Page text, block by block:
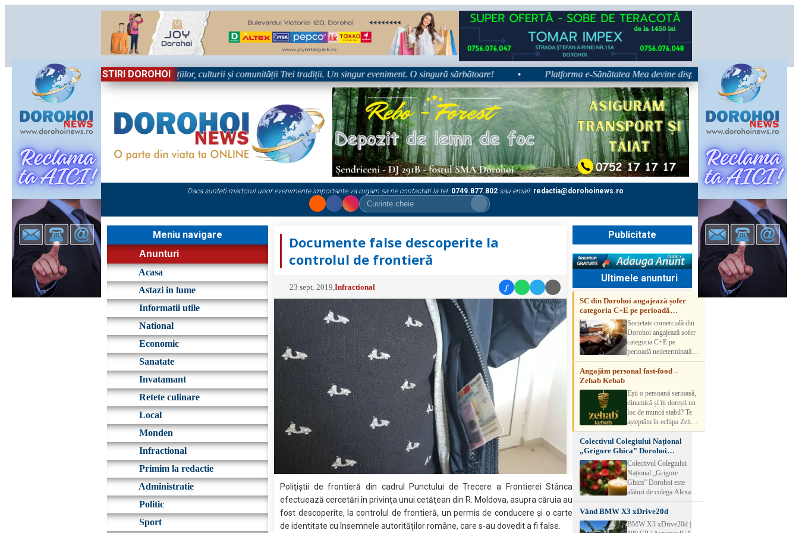
STIRI DOROHOI
Sărbătoare!” – trei zile dedicate tradițiilor, culturii și comunității Trei tradiții. Un singur eveniment. O singură sărbătoare! • Platforma e-Sănătatea Mea devine disponibilă pe 1 septembrie:
Daca sunteti martorul unor evenimente importante va rugam sa ne contactati la tel: 0749.877.802 sau email: redactia@dorohoinews.ro
Meniu navigare
Anunturi
Acasa
Astazi in lume
Informatii utile
National
Economic
Sanatate
Invatamant
Retete culinare
Local
Monden
Infractional
Primim la redactie
Administratie
Politic
Sport
Documente false descoperite la
controlul de frontieră
23 sept. 2019 ,Infractional f
Poliţiştii de frontieră din cadrul Punctului de Trecere a Frontierei Stânca
efectuează cercetări în privinţa unui cetăţean din R. Moldova, asupra căruia au
fost descoperite, la controlul de frontieră, un permis de conducere şi o carte
de identitate cu însemnele autorităților române, care s-au dovedit a fi false.
Publicitate
Ultimele anunturi
SC din Dorohoi angajează șofer
categoria C+E pe perioadă
nedeterminatăSocietate comercială din
Dorohoi angajează șofer
categoria C+E pe
perioadă nedeterminată.
Candidatul trebuie să
aibă experiență și atestat
detalii, vă rog să sunați la
numărul de telefon.
Angajăm personal fast-food –
Zehab Kebab
Ești o persoană serioasă,
dinamică și îți dorești un
loc de muncă stabil? Te
așteptăm în echipa Zehab
Kebab! Posturi
disponibile: -
SHAORMAR AJUTOR
BUCATAR 2/posturi -
LUCRATOR
COMERCIAL
VANZATOR /2 posturi
muncă Program flexibil
Salariu motivant, în
funcție de experienț
Colectivul Colegiului Național
„Grigore Ghica” Dorohoi
transmite sincere condoleanțe
Colectivul Colegiului
Național „Grigore
Ghica” Dorohoi este
alături de colega Alexa
Lăcrămioara la trecerea în
neființă a soțului și
transmite sincere
condoleanțe familiei.
Vând BMW X3 xDrive20d
BMW X3 xDrive20d |